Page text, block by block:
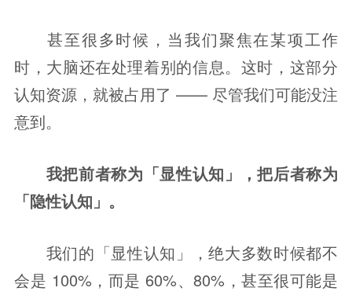
甚至很多时候，当我们聚焦在某项工作
时，大脑还在处理着别的信息。这时，这部分
认知资源，就被占用了 —— 尽管我们可能没注
意到。
我把前者称为「显性认知」，把后者称为
「隐性认知」。
我们的「显性认知」，绝大多数时候都不
会是 100%，而是 60%、80%，甚至很可能是